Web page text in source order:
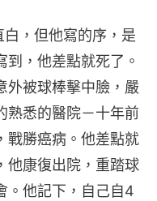
，但他寫的序，是
，他差點就死了。
外被球棒擊中臉，嚴
熟悉的醫院－十年前
戰勝癌病。他差點就
他康復出院，重踏球
。他記下，自己自4